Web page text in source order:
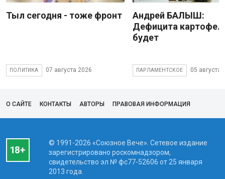
Тыл сегодня - тоже фронт
ПОЛИТИКА 07 августа 2026
Андрей БАЛЫШ:
Дефицита
будет
ПАРЛАМЕНТСКОЕ 05 августа
О САЙТЕ КОНТАКТЫ АВТОРЫ ПРАВОВАЯ ИНФОРМАЦИЯ
© 1991-2026 «Союзное Вече». Сетевое издание
зарегистрировано роскомнадзором,
свидетельство эл № фc77-52606 от 25 января
2013 года.